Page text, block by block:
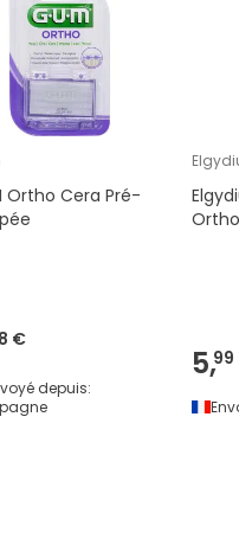
Ortho Cera Pré-
€
depuis:
5,